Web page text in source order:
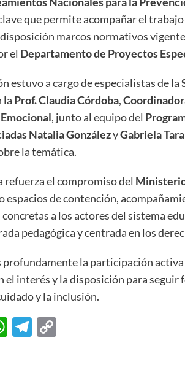
que permite acompañar el
marcos normativos
el Departamento de Proyectos
estuvo a cargo de especialistas de la
la Prof. Claudia Córdoba,
, junto al equipo del
Natalia GonzálezyGabriela
la temática.
refuerza el compromiso del
espacios de contención,
a los actores del sistema
pedagógica y centrada en los
profundamente la participación
el interés y la disposición para
y la inclusión.
WhatsApp
Telegram